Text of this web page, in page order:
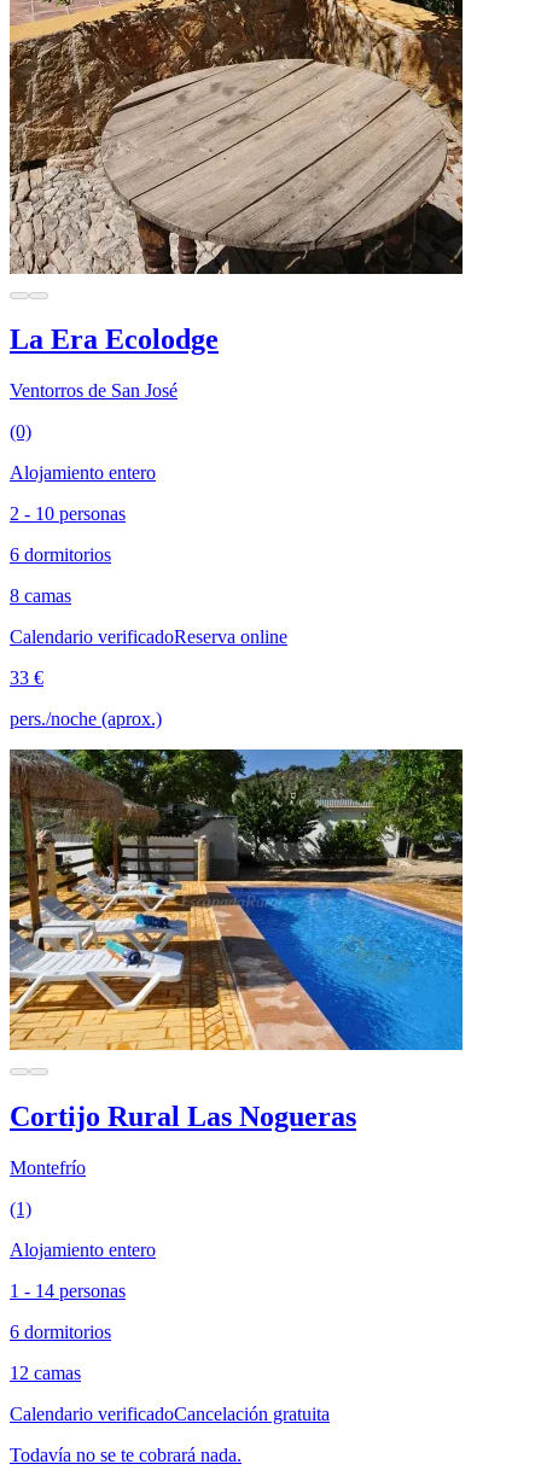
La Era Ecolodge
Ventorros de San José
(0)
Alojamiento entero
2 - 10 personas
6 dormitorios
8 camas
Calendario verificadoReserva online
33 €
pers./noche (aprox.)
Cortijo Rural Las Nogueras
Montefrío
(1)
Alojamiento entero
1 - 14 personas
6 dormitorios
12 camas
Calendario verificadoCancelación gratuita
Todavía no se te cobrará nada.